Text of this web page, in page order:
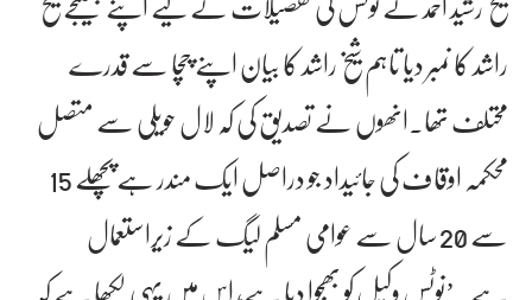
راشد کا نمبر دیا تاہم شیخ راشد کا بیان اپنے چچا سے قدرے
محتلف تھا۔انھوں نے تصدیق کی کہ لال حویلی سے متصل
محکمہ اوقاف کی جائیداد جو دراصل ایک مندر ہے پچھلے 15
سے 20 سال سے عوامی مسلم لیگ کے زیراستعمال